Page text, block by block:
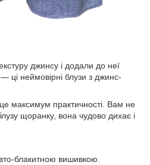
джинсу і додали до неї
ці неймовірні блузи з джинс-
максимум практичності. Вам не
щоранку, вона чудово дихає і
блакитною вишивкою.